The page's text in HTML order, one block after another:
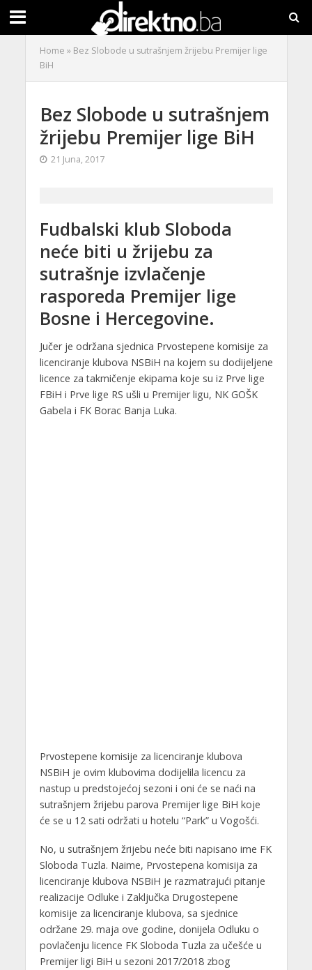
Home » Bez Slobode u sutrašnjem žrijebu Premijer lige
BiH
Bez Slobode u sutrašnjem
žrijebu Premijer lige BiH
21 Juna, 2017
Fudbalski klub Sloboda
neće biti u žrijebu za
sutrašnje izvlačenje
rasporeda Premijer lige
Bosne i Hercegovine.
Jučer je održana sjednica Prvostepene komisije za
licenciranje klubova NSBiH na kojem su dodijeljene
licence za takmičenje ekipama koje su iz Prve lige
FBiH i Prve lige RS ušli u Premijer ligu, NK GOŠK
Gabela i FK Borac Banja Luka.
Prvostepene komisije za licenciranje klubova
NSBiH je ovim klubovima dodijelila licencu za
nastup u predstojećoj sezoni i oni će se naći na
sutrašnjem žrijebu parova Premijer lige BiH koje
će se u 12 sati održati u hotelu “Park” u Vogošći.
No, u sutrašnjem žrijebu neće biti napisano ime FK
Sloboda Tuzla. Naime, Prvostepena komisija za
licenciranje klubova NSBiH je razmatrajući pitanje
realizacije Odluke i Zaključka Drugostepene
komisije za licenciranje klubova, sa sjednice
održane 29. maja ove godine, donijela Odluku o
povlačenju licence FK Sloboda Tuzla za učešće u
Premijer ligi BiH u sezoni 2017/2018 zbog